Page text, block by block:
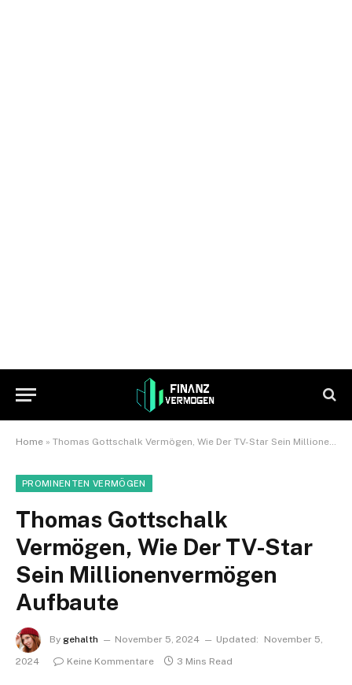
Home » Thomas Gottschalk Vermögen, Wie Der TV-Star Sein Millionenvermögen Aufbaute
PROMINENTEN VERMÖGEN
Thomas Gottschalk
Vermögen, Wie Der TV-Star
Sein Millionenvermögen
Aufbaute
By gehalth November 5, 2024 Updated:
November 5,
2024
Keine Kommentare 3 Mins Read